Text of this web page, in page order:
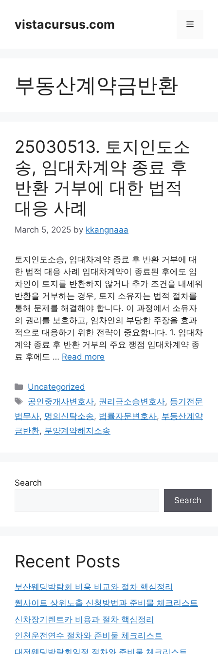
contentvistacursus.com Menu
부동산계약금반환
25030513. 토지인도소
송, 임대차계약 종료 후
반환 거부에 대한 법적
대응 사례
March 5, 2025 by kkangnaaa
토지인도소송, 임대차계약 종료 후 반환 거부에 대
한 법적 대응 사례 임대차계약이 종료된 후에도 임
차인이 토지를 반환하지 않거나 추가 조건을 내세워
반환을 거부하는 경우, 토지 소유자는 법적 절차를
통해 문제를 해결해야 합니다. 이 과정에서 소유자
의 권리를 보호하고, 임차인의 부당한 주장을 효과
적으로 대응하기 위한 전략이 중요합니다. 1. 임대차
계약 종료 후 반환 거부의 주요 쟁점 임대차계약 종
료 후에도 … Read more
Categories
Uncategorized
Tags
공인중개사변호사, 권리금소송변호사, 등기전문
법무사, 명의신탁소송, 법률자문변호사, 부동산계약
금반환, 분양계약해지소송
Search
Search
Recent Posts
부산웨딩박람회 비용 비교와 절차 핵심정리
웹사이트 상위노출 신청방법과 준비물 체크리스트
신차장기렌트카 비용과 절차 핵심정리
인천운전연수 절차와 준비물 체크리스트
대전웨딩박람회일정 절차와 준비물 체크리스트